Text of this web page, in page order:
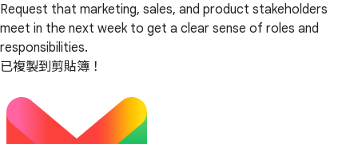
Request that marketing, sales, and product stakeholders
meet in the next week to get a clear sense of roles and
responsibilities.
已複製到剪貼簿！